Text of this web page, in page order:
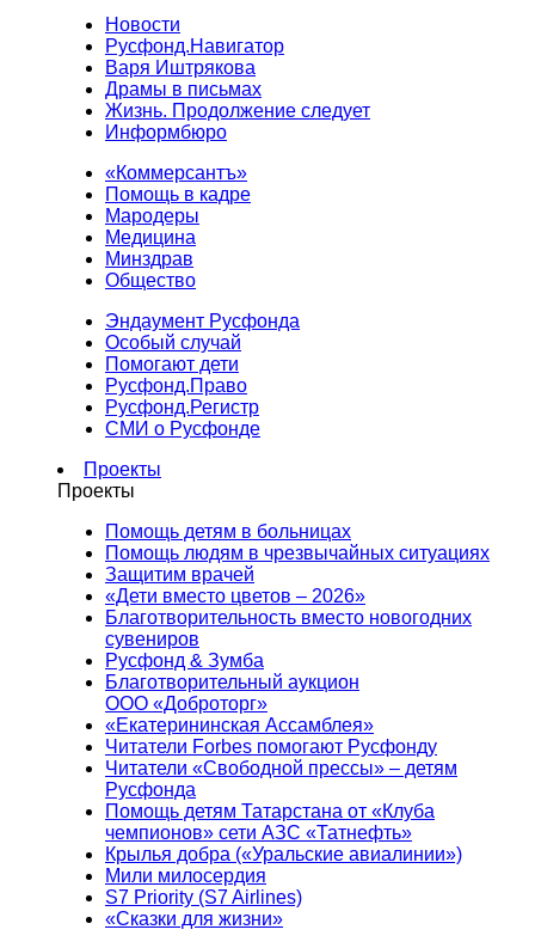
Новости
Русфонд.Навигатор
Варя Иштрякова
Драмы в письмах
Жизнь. Продолжение следует
Информбюро
«Коммерсантъ»
Помощь в кадре
Мародеры
Медицина
Минздрав
Общество
Эндаумент Русфонда
Особый случай
Помогают дети
Русфонд.Право
Русфонд.Регистр
СМИ о Русфонде
Проекты
Проекты
Помощь детям в больницах
Помощь людям в чрезвычайных ситуациях
Защитим врачей
«Дети вместо цветов – 2026»
Благотворительность вместо новогодних
сувениров
Русфонд & Зумба
Благотворительный аукцион
ООО «Доброторг»
«Екатерининская Ассамблея»
Читатели Forbes помогают Русфонду
Читатели «Свободной прессы» – детям
Русфонда
Помощь детям Татарстана от «Клуба
чемпионов» сети АЗС «Татнефть»
Крылья добра («Уральские авиалинии»)
Мили милосердия
S7 Priority (S7 Airlines)
«Сказки для жизни»